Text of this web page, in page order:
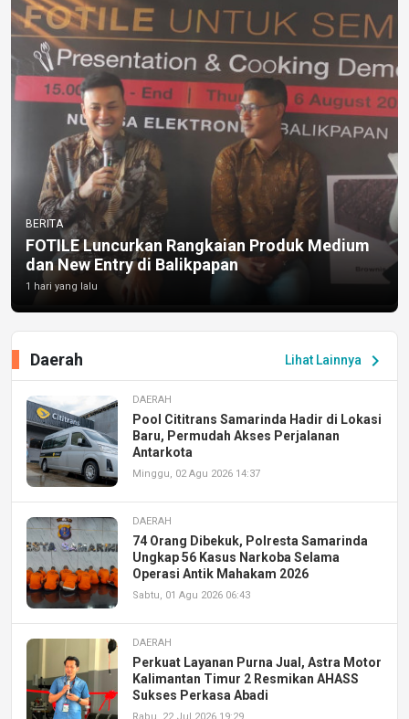
BERITA
FOTILE Luncurkan Rangkaian Produk Medium
dan New Entry di Balikpapan
1 hari yang lalu
Lihat Lainnya chevron_right
Daerah
DAERAH
Pool Cititrans Samarinda Hadir di Lokasi
Baru, Permudah Akses Perjalanan
Antarkota
Minggu, 02 Agu 2026 14:37
DAERAH
74 Orang Dibekuk, Polresta Samarinda
Ungkap 56 Kasus Narkoba Selama
Operasi Antik Mahakam 2026
Sabtu, 01 Agu 2026 06:43
DAERAH
Perkuat Layanan Purna Jual, Astra Motor
Kalimantan Timur 2 Resmikan AHASS
Sukses Perkasa Abadi
Rabu, 22 Jul 2026 19:29